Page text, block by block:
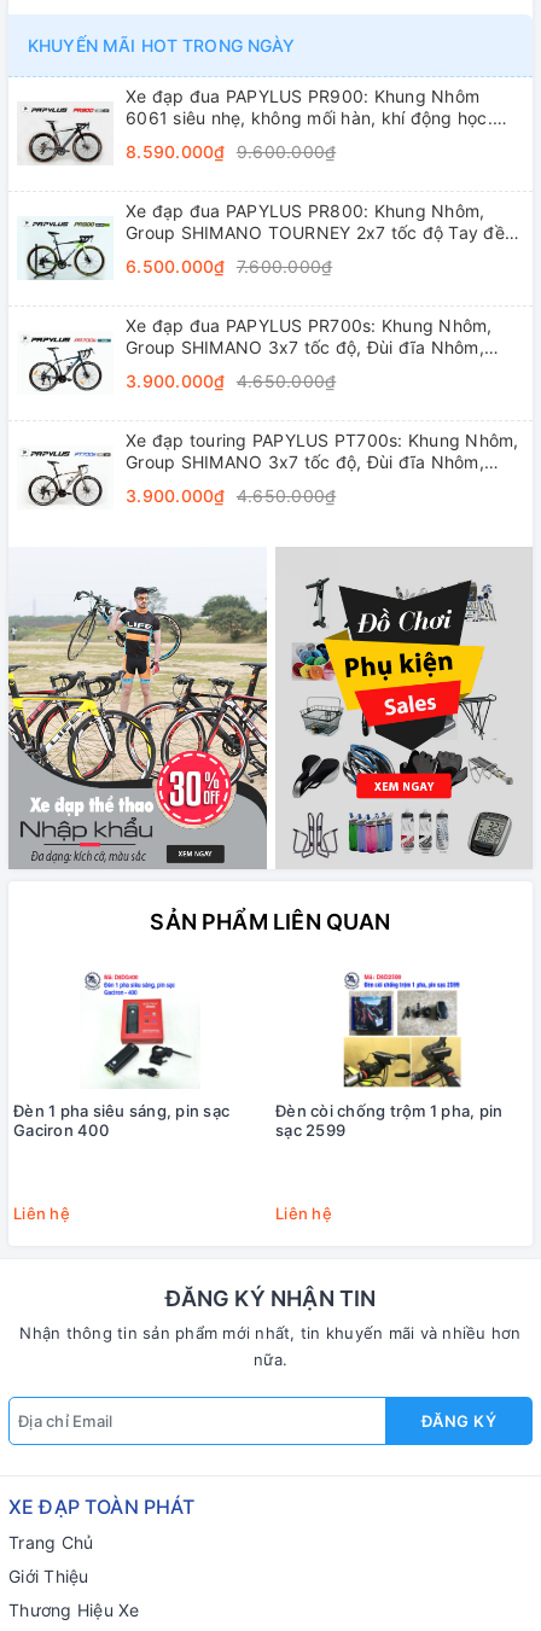
KHUYẾN MÃI HOT TRONG NGÀY
Xe đạp đua PAPYLUS PR900: Khung Nhôm
6061 siêu nhẹ, không mối hàn, khí động học.
trục rỗng, líp thả
8.590.000₫ 9.600.000₫
Xe đạp đua PAPYLUS PR800: Khung Nhôm,
Group SHIMANO TOURNEY 2x7 tốc độ Tay đề
700x28C
6.500.000₫ 7.600.000₫
Xe đạp đua PAPYLUS PR700s: Khung Nhôm,
Group SHIMANO 3x7 tốc độ, Đùi đĩa Nhôm,
3.900.000₫ 4.650.000₫
Xe đạp touring PAPYLUS PT700s: Khung Nhôm,
Group SHIMANO 3x7 tốc độ, Đùi đĩa Nhôm,
3.900.000₫ 4.650.000₫
SẢN PHẨM LIÊN QUAN
Đèn 1 pha siêu sáng, pin sạc
Gaciron 400
Liên hệ
Đèn còi chống trộm 1 pha, pin
sạc 2599
Liên hệ
ĐĂNG KÝ NHẬN TIN
Nhận thông tin sản phẩm mới nhất, tin khuyến mãi và nhiều hơn
nữa.
ĐĂNG KÝ
XE ĐẠP TOÀN PHÁT
Trang Chủ
Giới Thiệu
Thương Hiệu Xe